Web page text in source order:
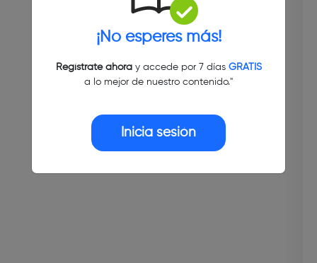
¡No esperes más!
Regístrate ahoray accede por 7 días GRATIS
a lo mejor de nuestro contenido."
Inicia sesión